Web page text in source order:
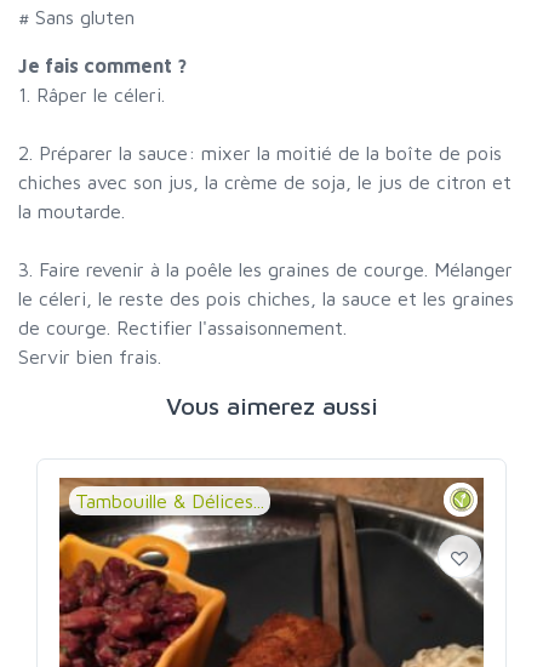
# Sans gluten
Je fais comment ?
1. Râper le céleri.
2. Préparer la sauce: mixer la moitié de la boîte de pois
chiches avec son jus, la crème de soja, le jus de citron et
la moutarde.
3. Faire revenir à la poêle les graines de courge. Mélanger
le céleri, le reste des pois chiches, la sauce et les graines
de courge. Rectifier l'assaisonnement.
Servir bien frais.
Vous aimerez aussi
Tambouille & Délices...